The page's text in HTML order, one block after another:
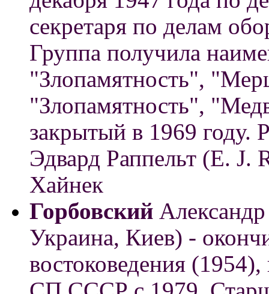
секретаря по делам
Группа получила
"Злопамятность",
"Злопамятность",
закрытый в 1969 году.
Эдвард Раппельт (E. J.
Хайнек
Горбовский
Украина, Киев) -
востоковедения